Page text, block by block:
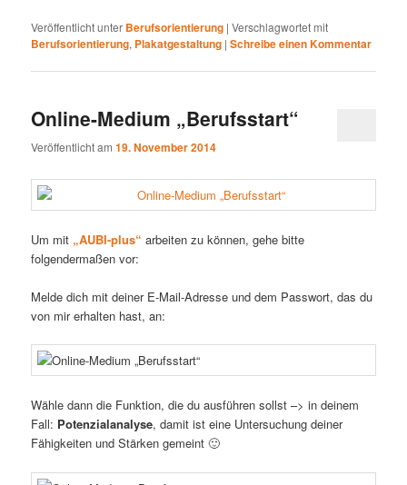
Veröffentlicht unter Berufsorientierung |Verschlagwortet mit
Berufsorientierung, Plakatgestaltung |Schreibe einen Kommentar
Online-Medium „Berufsstart“
Veröffentlicht am19. November 2014
Um mit „AUBI-plus“ arbeiten zu können, gehe bitte
folgendermaßen vor:
Melde dich mit deiner E-Mail-Adresse und dem Passwort, das du
von mir erhalten hast, an:
Wähle dann die Funktion, die du ausführen sollst –> in deinem
Fall: Potenzialanalyse, damit ist eine Untersuchung deiner
Fähigkeiten und Stärken gemeint 🙂